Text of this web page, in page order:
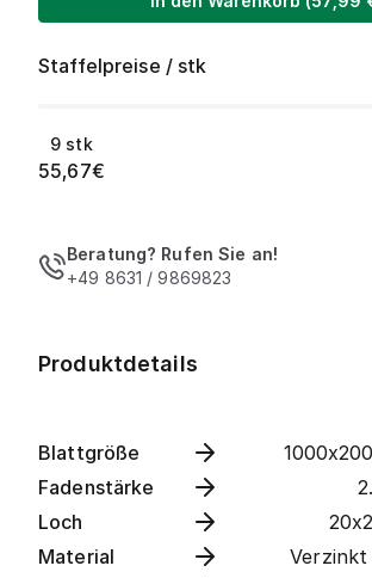
Staffelpreise / stk
9 stk
55,67€
Beratung? Rufen Sie an!
+49 8631 / 9869823
Produktdetails
Blattgröße
Fadenstärke
Loch
Material